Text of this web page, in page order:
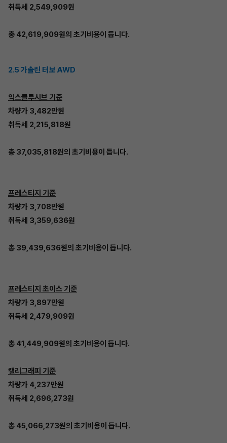
취득세 2,549,909원
총 42,619,909원의 초기비용이 듭니다.
2.5 가솔린 터보 AWD
익스클루시브 기준
차량가 3,482만원
취득세 2,215,818원
총 37,035,818원의 초기비용이 듭니다.
프레스티지 기준
차량가 3,708만원
취득세 3,359,636원
총 39,439,636원의 초기비용이 듭니다.
프레스티지 초이스 기준
차량가 3,897만원
취득세 2,479,909원
총 41,449,909원의 초기비용이 듭니다.
캘리그래피 기준
차량가 4,237만원
취득세 2,696,273원
총 45,066,273원의 초기비용이 듭니다.